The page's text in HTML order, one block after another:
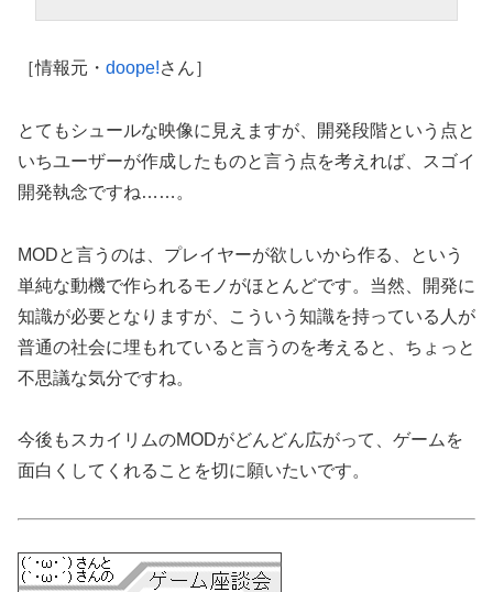
［情報元・ doope!さん］
とてもシュールな映像に見えますが、開発段階という点と
いちユーザーが作成したものと言う点を考えれば、スゴイ
開発執念ですね……。
MODと言うのは、プレイヤーが欲しいから作る、という
単純な動機で作られるモノがほとんどです。当然、開発に
知識が必要となりますが、こういう知識を持っている人が
普通の社会に埋もれていると言うのを考えると、ちょっと
不思議な気分ですね。
今後もスカイリムのMODがどんどん広がって、ゲームを
面白くしてくれることを切に願いたいです。